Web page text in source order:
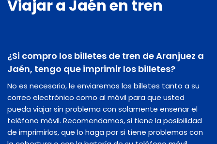
Viajar a Jaén en tren
¿Si compro los billetes de tren de Aranjuez a
Jaén, tengo que imprimir los billetes?
No es necesario, le enviaremos los billetes tanto a su
correo electrónico como al móvil para que usted
pueda viajar sin problema con solamente enseñar el
teléfono móvil. Recomendamos, si tiene la posibilidad
de imprimirlos, que lo haga por si tiene problemas con